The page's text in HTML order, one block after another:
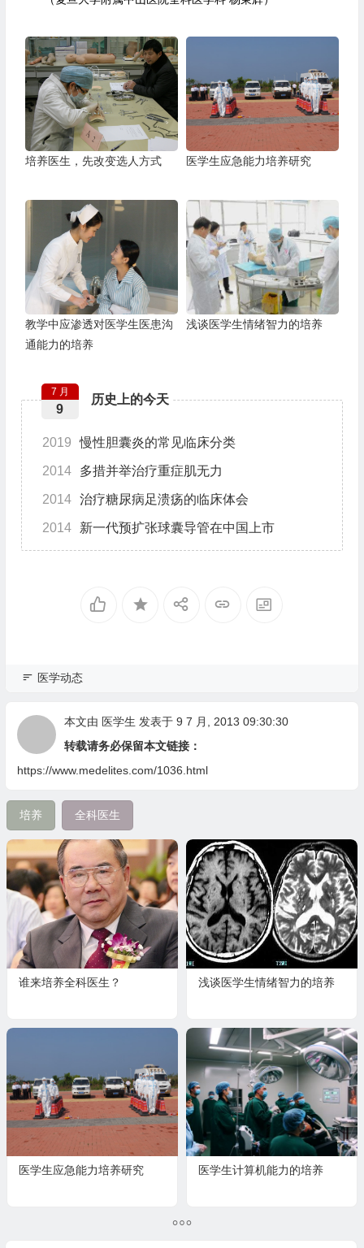
培养医生，先改变选人方式 医学生应急能力培养研究
教学中应渗透对医学生医患沟
通能力的培养
浅谈医学生情绪智力的培养
历史上的今天
7 月
9
2019 慢性胆囊炎的常见临床分类
2014 多措并举治疗重症肌无力
2014 治疗糖尿病足溃疡的临床体会
2014 新一代预扩张球囊导管在中国上市
医学动态
本文由 医学生 发表于 9 7 月, 2013 09:30:30
转载请务必保留本文链接：
https://www.medelites.com/1036.html
培养 全科医生
谁来培养全科医生？ 浅谈医学生情绪智力的培养
医学生应急能力培养研究 医学生计算机能力的培养